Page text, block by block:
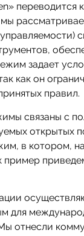
переводится
мы
задает
как он
правил.
связаны с
открытых
в котором,
пример
для
отнесли